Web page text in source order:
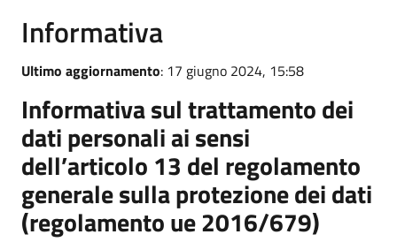
Informativa
Ultimo aggiornamento: 17 giugno 2024, 15:58
Informativa sul trattamento dei
dati personali ai sensi
dell’articolo 13 del regolamento
generale sulla protezione dei dati
(regolamento ue 2016/679)